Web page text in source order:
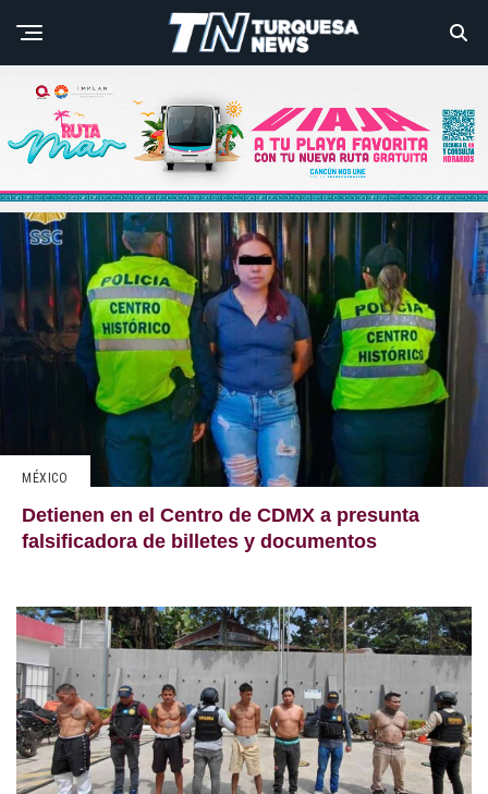
MÉXICO
Detienen en el Centro de CDMX a presunta
falsificadora de billetes y documentos